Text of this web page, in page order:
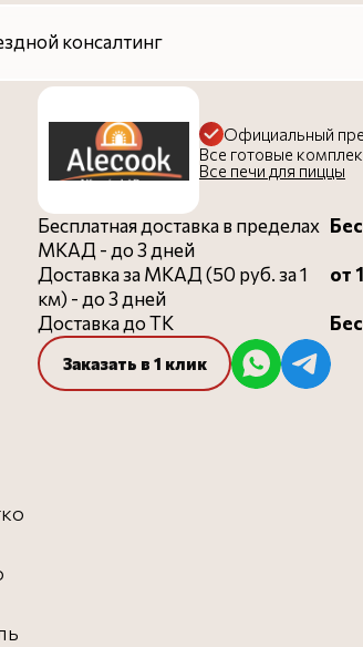
Официальный
Все готовые
Все печи для пиццы
Бесплатная доставка в пределах
МКАД - до 3 дней
Доставка за МКАД (50 руб. за 1
км) - до 3 дней
от
Доставка до ТК
Заказать в 1 клик